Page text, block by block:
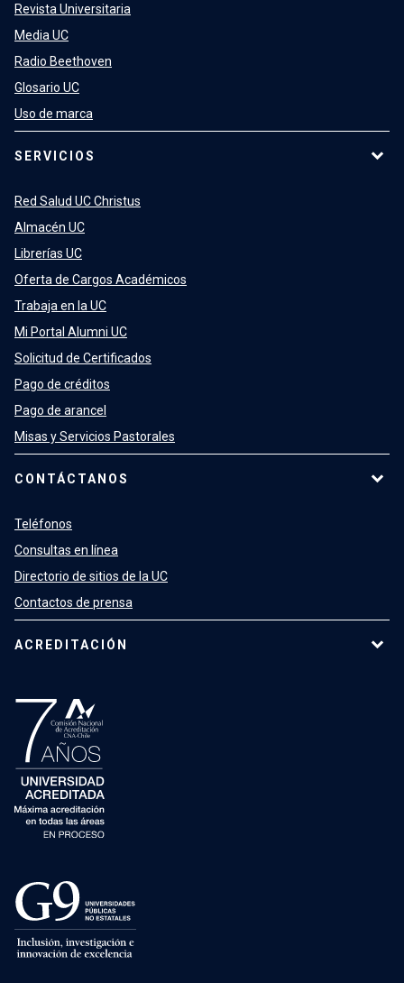
Revista Universitaria
Media UC
Radio Beethoven
Glosario UC
Uso de marca
SERVICIOS
Red Salud UC Christus
Almacén UC
Librerías UC
Oferta de Cargos Académicos
Trabaja en la UC
Mi Portal Alumni UC
Solicitud de Certificados
Pago de créditos
Pago de arancel
Misas y Servicios Pastorales
CONTÁCTANOS
Teléfonos
Consultas en línea
Directorio de sitios de la UC
Contactos de prensa
ACREDITACIÓN